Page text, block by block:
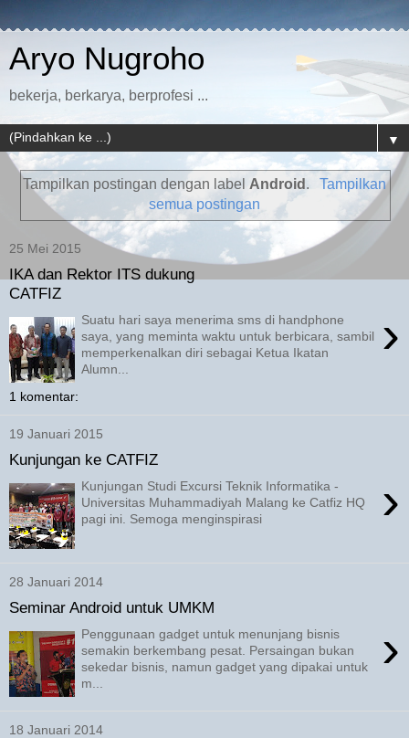
Aryo Nugroho
bekerja, berkarya, berprofesi ...
▼
Tampilkan postingan dengan label Android .
Tampilkan
semua postingan
25 Mei 2015
IKA dan Rektor ITS dukung
CATFIZ
›
Suatu hari saya menerima sms di handphone
saya, yang meminta waktu untuk berbicara, sambil
memperkenalkan diri sebagai Ketua Ikatan
Alumn...
1 komentar:
19 Januari 2015
Kunjungan ke CATFIZ
›
Kunjungan Studi Excursi Teknik Informatika -
Universitas Muhammadiyah Malang ke Catfiz HQ
pagi ini. Semoga menginspirasi
28 Januari 2014
Seminar Android untuk UMKM
›
Penggunaan gadget untuk menunjang bisnis
semakin berkembang pesat. Persaingan bukan
sekedar bisnis, namun gadget yang dipakai untuk
m...
18 Januari 2014